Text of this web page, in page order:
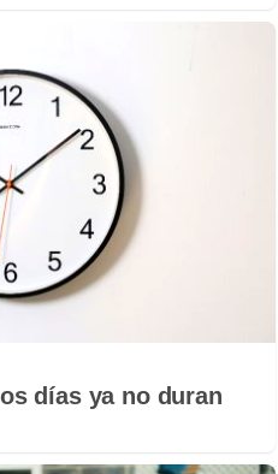
días ya no duran